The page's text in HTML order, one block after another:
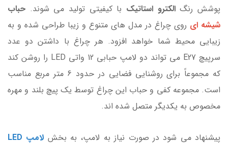
پوشش رنگالکترو استاتیک با کیفیتی تولید می شوند. حباب
شیشه ای روی چراغ در مدل های متنوع و زیبا طراحی شده و به
زیبایی محیط شما خواهد افزود. هر چراغ با داشتن دو عدد
سرپیچ E27 می تواند دو لامپ حبابی 12 واتی LED را روشن کند
که مجموعاً برای روشنایی فضایی در حدود 6 متر مربع مناسب
است. مجموعه کفی و حباب این چراغ توسط یک پیچ بلند و مهره
مخصوص به یکدیگر متصل شده اند.
پیشنهاد می شود در صورت نیاز به لامپ، به بخش لامپ LED